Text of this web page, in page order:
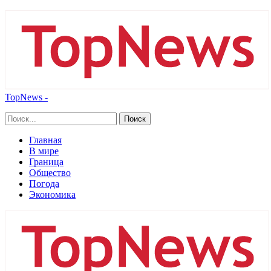
TopNews -
Главная
В мире
Граница
Общество
Погода
Экономика